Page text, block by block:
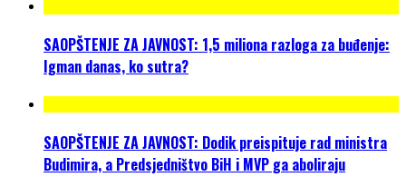
SAOPŠTENJE ZA JAVNOST: 1,5 miliona razloga za buđenje:
Igman danas, ko sutra?
SAOPŠTENJE ZA JAVNOST: Dodik preispituje rad ministra
Budimira, a Predsjedništvo BiH i MVP ga aboliraju